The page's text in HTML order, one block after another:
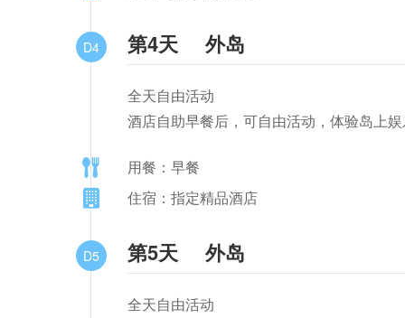
D4 第4天 外岛
全天自由活动
酒店自助早餐后，可自由活动，体验岛上
用餐：早餐
住宿：指定精品酒店
D5 第5天 外岛
全天自由活动